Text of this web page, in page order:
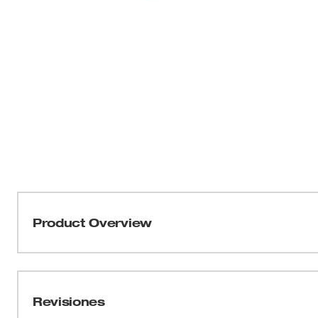
Product Overview
algodón/poliéster resistente a la abrasión y al
Revisiones